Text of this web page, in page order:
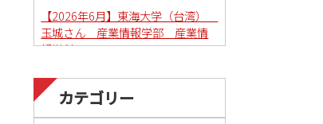
【2026年6月】東海大学（台湾）
玉城さん 産業情報学部 産業情
報学科
カテゴリー